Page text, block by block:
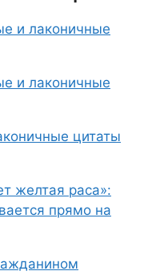
и лаконичные
и лаконичные
цитаты
желтая раса»:
прямо на